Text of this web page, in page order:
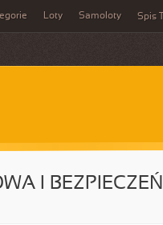
Loty Samoloty Spis
I